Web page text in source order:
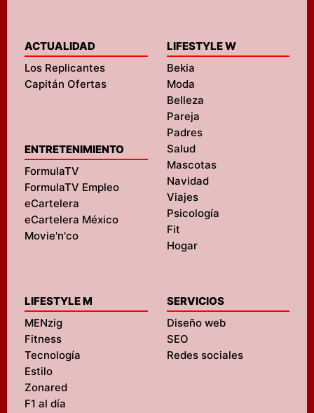
ACTUALIDAD
Los Replicantes
Capitán Ofertas
ENTRETENIMIENTO
FormulaTV
FormulaTV Empleo
eCartelera
eCartelera México
Movie'n'co
LIFESTYLE W
Bekia
Moda
Belleza
Pareja
Padres
Salud
Mascotas
Navidad
Viajes
Psicología
Fit
Hogar
LIFESTYLE M
MENzig
Fitness
Tecnología
Estilo
Zonared
F1 al día
SERVICIOS
Diseño web
SEO
Redes sociales